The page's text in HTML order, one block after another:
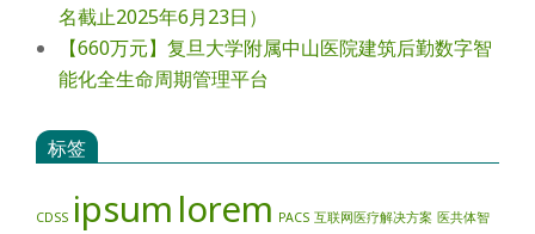
名截止2025年6月23日）
【660万元】复旦大学附属中山医院建筑后勤数字智
能化全生命周期管理平台
标签
CDSS ipsum lorem PACS 互联网医疗解决方案 医共体智